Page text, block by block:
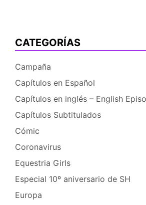
CATEGORÍAS
Campaña
Capítulos en Español
Capítulos en inglés – English
Capítulos Subtitulados
Cómic
Coronavirus
Equestria Girls
Especial 10º aniversario de SH
Europa